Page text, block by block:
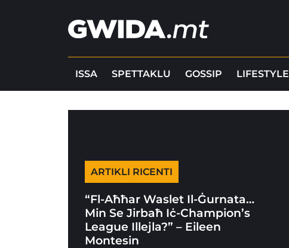
ISSA SPETTAKLU GOSSIP LIFESTYLE
ARTIKLI RICENTI
“Fl-Aħħar Waslet Il-Ġurnata…
Min Se Jirbaħ Iċ-Champion’s
League Illejla?” – Eileen
Montesin